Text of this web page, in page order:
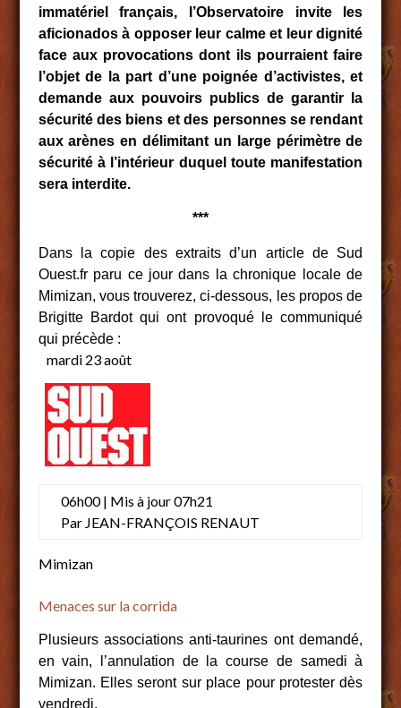
immatériel français, l’Observatoire invite les
aficionados à opposer leur calme et leur dignité
face aux provocations dont ils pourraient faire
l’objet de la part d’une poignée d’activistes, et
demande aux pouvoirs publics de garantir la
sécurité des biens et des personnes se rendant
aux arènes en délimitant un large périmètre de
sécurité à l’intérieur duquel toute manifestation
sera interdite.
***
Dans la copie des extraits d’un article de Sud
Ouest.fr paru ce jour dans la chronique locale de
Mimizan, vous trouverez, ci-dessous, les propos de
Brigitte Bardot qui ont provoqué le communiqué
qui précède :
mardi23 août
06h00 | Mis à jour 07h21
Par JEAN-FRANÇOIS RENAUT
Mimizan
Menaces sur la corrida
Plusieurs associations anti-taurines ont demandé,
en vain, l’annulation de la course de samedi à
Mimizan. Elles seront sur place pour protester dès
vendredi.